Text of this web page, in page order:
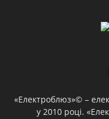
«Електроблюз»© –
у 2010 році.